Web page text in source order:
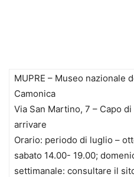
MUPRE – Museo nazionale
Camonica
Via San Martino, 7 – Capo
arrivare
Orario: periodo di luglio –
sabato 14.00- 19.00;
settimanale: consultare il